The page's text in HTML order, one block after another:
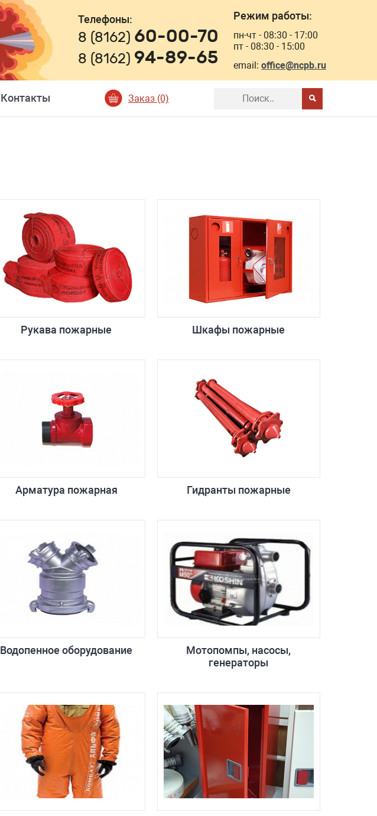
Телефоны:
8 (8162) 60-00-70
8 (8162) 94-89-65
Режим работы:
пн-чт - 08:30 - 17:00
пт - 08:30 - 15:00
email: office@ncpb.ru
Контакты Заказ (0)
Рукава пожарные Шкафы пожарные
Арматура пожарная Гидранты пожарные
Водопенное оборудование
Мотопомпы, насосы,
генераторы